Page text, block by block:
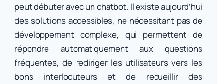
peut débuter avec un chatbot. Il existe aujourd’hui
des solutions accessibles, ne nécessitant pas de
développement complexe, qui permettent de
répondre automatiquement aux questions
fréquentes, de rediriger les utilisateurs vers les
bons interlocuteurs et de recueillir des